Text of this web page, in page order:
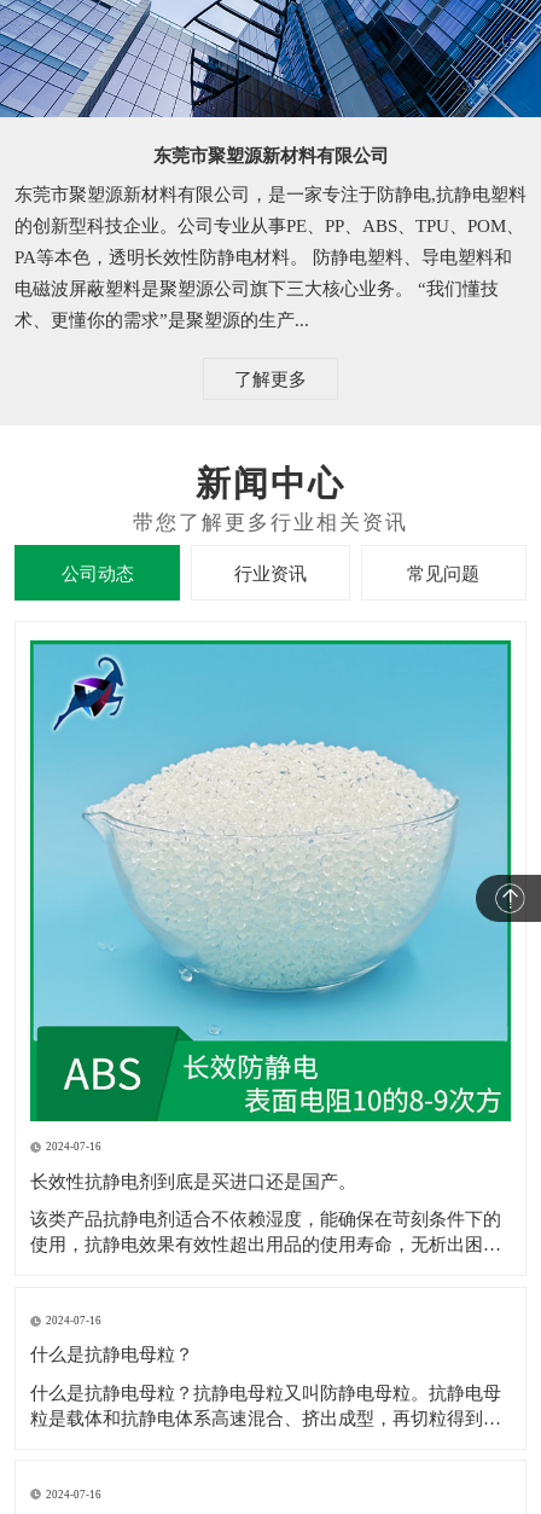
东莞市聚塑源新材料有限公司
东莞市聚塑源新材料有限公司，是一家专注于防静电,抗静电塑料
的创新型科技企业。公司专业从事PE、PP、ABS、TPU、POM、
PA等本色，透明长效性防静电材料。 防静电塑料、导电塑料和
电磁波屏蔽塑料是聚塑源公司旗下三大核心业务。 “我们懂技
术、更懂你的需求”是聚塑源的生产...
了解更多
新闻中心
公司动态 行业资讯 常见问题
2024-07-16
长效性抗静电剂到底是买进口还是国产。
该类产品抗静电剂​适合不依赖湿度，能确保在苛刻条件下的
使用，抗静电效果有效性超出用品的使用寿命，无析出困
和树脂较好的层筋状啮合结构，抗静电剂​极佳的极性配伍。
2.电荷通过网状通道，
2024-07-16
什么是抗静电母粒？
什么是抗静电母粒？抗静电母粒又叫防静电母粒。抗静电母
粒是载体和抗静电体系高速混合、挤出成型，再切粒得到
表面电阻为1012Ω以上，防静电包装材料要求表面电阻为
2024-07-16